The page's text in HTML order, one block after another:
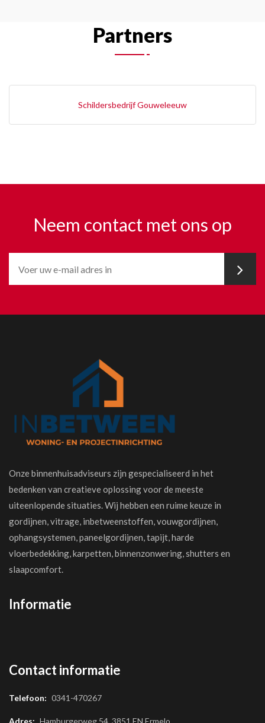
Partners
Schildersbedrijf Gouweleeuw
Neem contact met ons op
Onze binnenhuisadviseurs zijn gespecialiseerd in het
bedenken van creatieve oplossing voor de meeste
uiteenlopende situaties. Wij hebben een ruime keuze in
gordijnen, vitrage, inbetweenstoffen, vouwgordijnen,
ophangsystemen, paneelgordijnen, tapijt, harde
vloerbedekking, karpetten, binnenzonwering, shutters en
slaapcomfort.
Informatie
Contact informatie
Telefoon: 0341-470267
Adres: Hamburgerweg 54, 3851 EN Ermelo